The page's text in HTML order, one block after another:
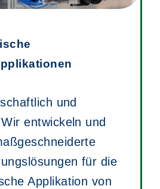
und
entwickeln und
für die
Applikation von